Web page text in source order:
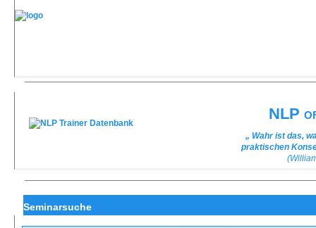
NLP
„ Wahr ist das,
praktischen
Seminarsuche